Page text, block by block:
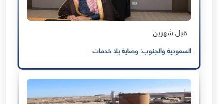
قبل شهرين
السعودية والجنوب: وصاية بلا خدمات